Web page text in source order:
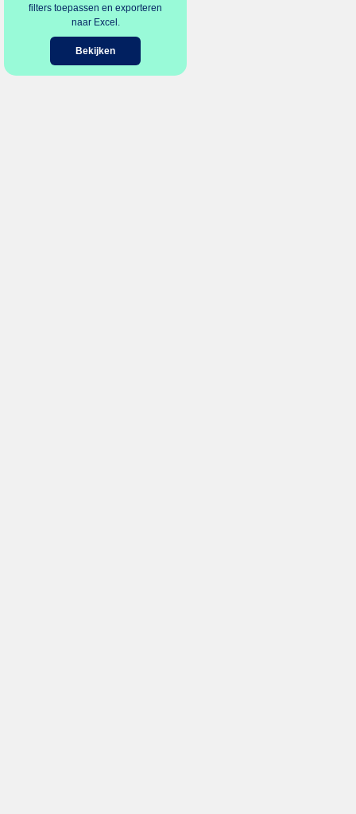
filters toepassen en exporteren
naar Excel.
Bekijken